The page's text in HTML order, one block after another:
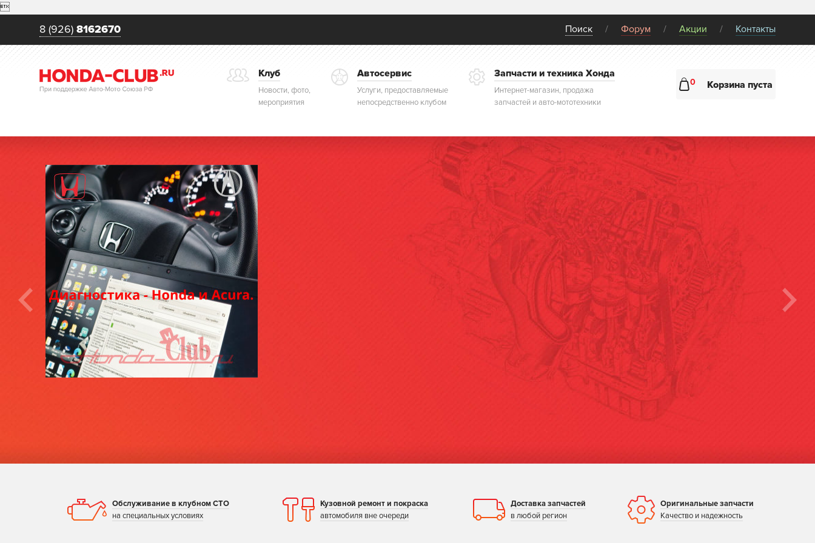

8 (926) 8162670 Поиск Форум Акции Контакты
Клуб
Новости, фото,
мероприятия
Автосервис
Услуги, предоставляемые
непосредственно клубом
Запчасти и техника Хонда
Интернет-магазин, продажа
запчастей и авто-мототехники
0 Корзина пуста
Компьютерная
диагностика!
Обслуживание в клубном СТО
на специальных условиях
Кузовной ремонт и покраска
автомобиля вне очереди
Доставка запчастей
в любой регион
Оригинальные запчасти
Качество и надежность